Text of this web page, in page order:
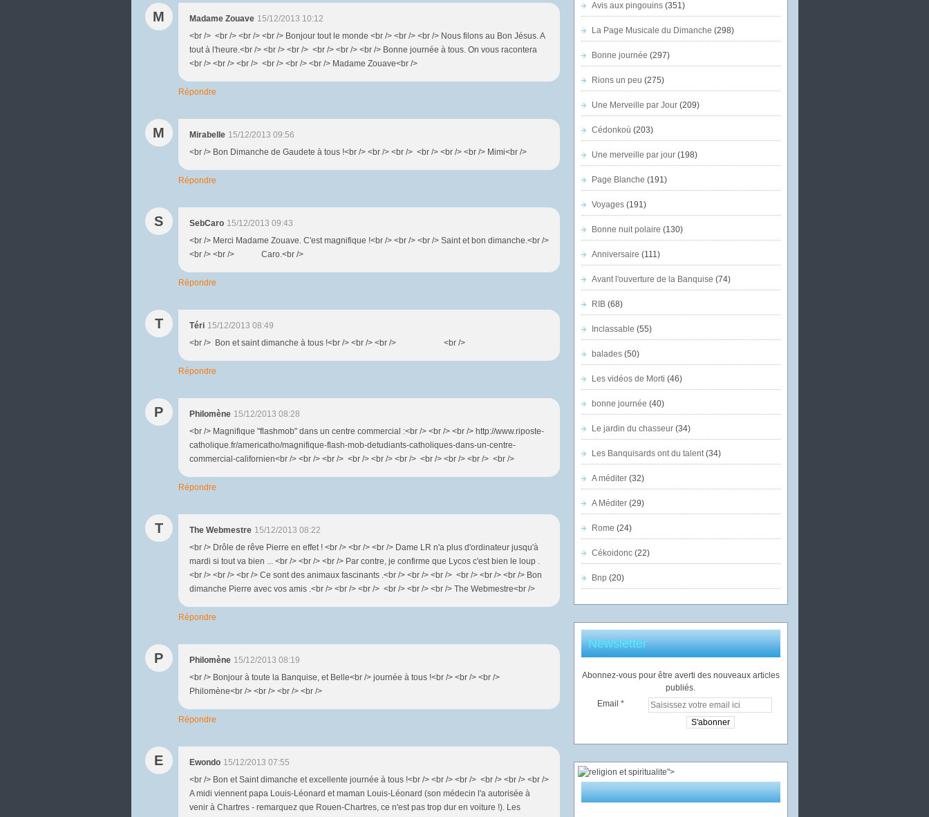
M Madame Zouave 15/12/2013 10:12
<br /> <br /> <br /> <br /> Bonjour tout le monde <br /> <br /> <br /> Nous filons au Bon Jésus. A
tout à l'heure.<br /> <br /> <br /> <br /> <br /> <br /> Bonne journée à tous. On vous racontera
<br /> <br /> <br /> <br /> <br /> <br /> Madame Zouave<br />
Répondre
M Mirabelle 15/12/2013 09:56
<br /> Bon Dimanche de Gaudete à tous !<br /> <br /> <br /> <br /> <br /> <br /> Mimi<br />
Répondre
S SebCaro 15/12/2013 09:43
<br /> Merci Madame Zouave. C'est magnifique !<br /> <br /> <br /> Saint et bon dimanche.<br />
<br /> <br /> Caro.<br />
Répondre
T Téri 15/12/2013 08:49
<br /> Bon et saint dimanche à tous !<br /> <br /> <br /> <br />
Répondre
P Philomène 15/12/2013 08:28
<br /> Magnifique "flashmob" dans un centre commercial :<br /> <br /> <br /> http://www.riposte-
catholique.fr/americatho/magnifique-flash-mob-detudiants-catholiques-dans-un-centre-
commercial-californien<br /> <br /> <br /> <br /> <br /> <br /> <br /> <br /> <br /> <br />
Répondre
T The Webmestre 15/12/2013 08:22
<br /> Drôle de rêve Pierre en effet ! <br /> <br /> <br /> Dame LR n'a plus d'ordinateur jusqu'à
mardi si tout va bien ... <br /> <br /> <br /> Par contre, je confirme que Lycos c'est bien le loup .
<br /> <br /> <br /> Ce sont des animaux fascinants .<br /> <br /> <br /> <br /> <br /> <br /> Bon
dimanche Pierre avec vos amis .<br /> <br /> <br /> <br /> <br /> <br /> The Webmestre<br />
Répondre
P Philomène 15/12/2013 08:19
<br /> Bonjour à toute la Banquise, et Belle<br /> journée à tous !<br /> <br /> <br />
Philomène<br /> <br /> <br /> <br />
Répondre
E Ewondo 15/12/2013 07:55
<br /> Bon et Saint dimanche et excellente journée à tous !<br /> <br /> <br /> <br /> <br /> <br />
A midi viennent papa Louis-Léonard et maman Louis-Léonard (son médecin l'a autorisée à
venir à Chartres - remarquez que Rouen-Chartres, ce n'est pas trop dur en voiture !). Les
Avis aux pingouins(351)
La Page Musicale du Dimanche (298)
Bonne journée (297)
Rions un peu (275)
Une Merveille par Jour(209)
Cédonkoù (203)
Une merveille par jour(198)
Page Blanche (191)
Voyages(191)
Bonne nuit polaire (130)
Anniversaire (111)
Avant l'ouverture de la Banquise (74)
RIB(68)
Inclassable (55)
balades(50)
Les vidéos de Morti (46)
bonne journée (40)
Le jardin du chasseur(34)
Les Banquisards ont du talent(34)
A méditer(32)
A Méditer(29)
Rome (24)
Cékoidonc(22)
Bnp (20)
Newsletter
Abonnez-vous pour être averti des nouveaux articles
publiés.
Email
">